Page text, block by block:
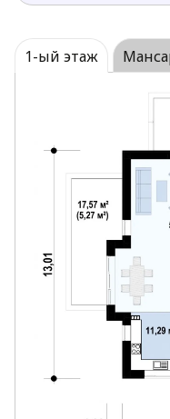
безупречной
помещения ценит
1-ый этаж